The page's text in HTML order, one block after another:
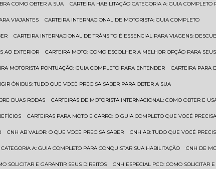
COMO OBTER A SUA CARTEIRA HABILITAÇÃO CATEGORIA A: GUIA
VIAJANTES CARTEIRA INTERNACIONAL DE MOTORISTA: GUIA COMPLETO
CARTEIRA INTERNACIONAL DE TRÂNSITO É ESSENCIAL PARA VIAGENS:
AO EXTERIOR CARTEIRA MOTO: COMO ESCOLHER A MELHOR OPÇÃO PARA
MOTORISTA PONTUAÇÃO: GUIA COMPLETO PARA ENTENDER CARTEIRA
ÔNIBUS: TUDO QUE VOCÊ PRECISA SABER PARA OBTER A SUA
DUAS RODAS CARTEIRAS DE MOTORISTA INTERNACIONAL: COMO OBTER E
CARTEIRAS PARA MOTO E CARRO: O GUIA COMPLETO QUE VOCÊ PRECISA
CNH AB VALOR: O QUE VOCÊ PRECISA SABER CNH AB: TUDO QUE VOCÊ
CATEGORIA A: GUIA COMPLETO PARA CONQUISTAR SUA HABILITAÇÃO CNH DE
SOLICITAR E GARANTIR SEUS DIREITOS CNH ESPECIAL PCD: COMO SOLICITAR